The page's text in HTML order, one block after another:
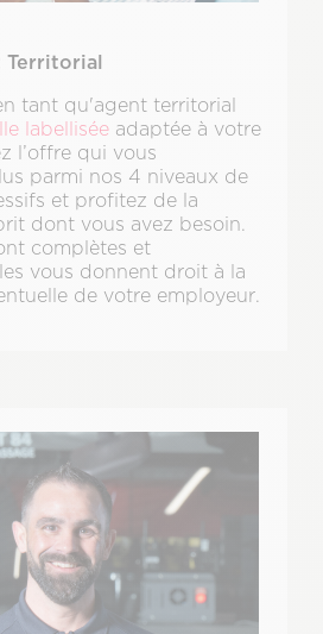
Territorial
tant qu'agent territorial
labellisée adaptée à votre
l’offre qui vous
parmi nos 4 niveaux de
et profitez de la
dont vous avez besoin.
complètes et
vous donnent droit à la
de votre employeur.